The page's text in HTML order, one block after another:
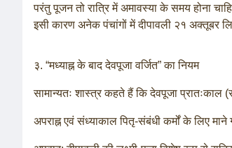
परंतु पूजन तो रात्रि में अमावस्या के समय होना
इसी कारण अनेक पंचांगों में दीपावली २१ अक्तूबर
३. “मध्याह्न के बाद देवपूजा वर्जित” का नियम
सामान्यतः शास्त्र कहते हैं कि देवपूजा प्रातःकाल
अपराह्न एवं संध्याकाल पितृ-संबंधी कर्मों के लिए माने